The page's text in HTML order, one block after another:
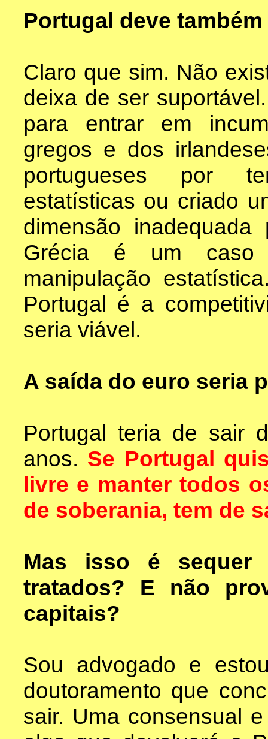
Portugal deve
Claro que sim. Não
deixa de ser
para entrar em
gregos e dos
portugueses por
estatísticas ou criado
dimensão
Grécia é um caso
manipulação
Portugal é a
seria viável.
A saída do euro seria
Portugal teria de sair
anos. Se Portugal
livre e manter todos
de soberania, tem de
Mas isso é sequer
tratados? E não
capitais?
Sou advogado e
doutoramento que
sair. Uma consensual